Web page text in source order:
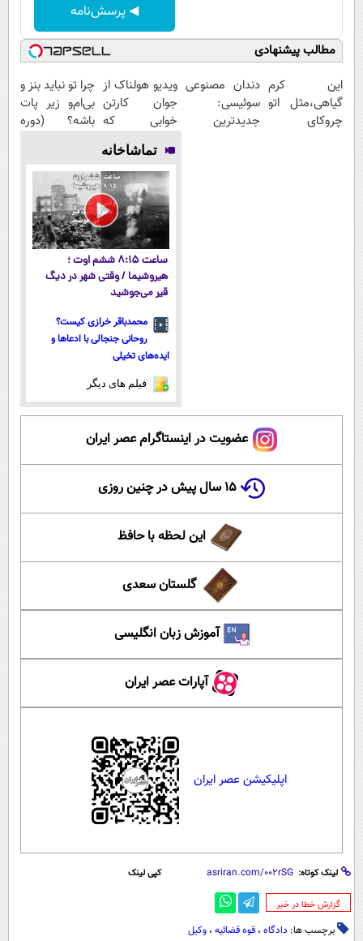
◀ پرسش‌نامه
مطالب پیشنهادی
این کرم
گیاهی،مثل اتو
چروکای
دندان مصنوعی
سوئیسی:
جدیدترین
ویدیو هولناک از
جوان کارتن
خوابی که
میلیاردر شد.
آموزش رایگان
چرا تو نباید بنز و
بی‌ام‌و زیر پات
باشه؟ (دوره
تماشاخانه
ساعت ۸:۱۵ ششم اوت ؛
هیروشیما / وقتی شهر در دیگ
قیر می‌جوشید
محمدباقر خرازی کیست؟
روحانی جنجالی با ادعاها و
ایده‌های تخیلی
فیلم های دیگر
عضویت در اینستاگرام عصر ایران
۱۵ سال پیش در چنین روزی
این لحظه با حافظ
گلستان سعدی
آموزش زبان انگلیسی
آپارات عصر ایران
اپلیکیشن عصر ایران
لینک کوتاه: کپی لینک
‌گزارش خطا در خبر
برچسب ها: دادگاه ، قوه قضائیه ، وکیل